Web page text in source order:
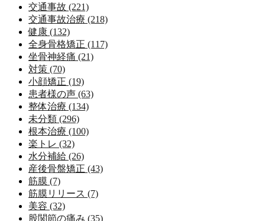
交通事故 (221)
交通事故治療 (218)
健康 (132)
全身骨格矯正 (117)
坐骨神経痛 (21)
対策 (70)
小顔矯正 (19)
患者様の声 (63)
整体治療 (134)
未分類 (296)
根本治療 (100)
楽トレ (32)
水分補給 (26)
産後骨盤矯正 (43)
筋膜 (7)
筋膜リリース (7)
美容 (32)
股関節の痛み (35)